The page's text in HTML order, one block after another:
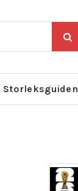
Storleksguiden